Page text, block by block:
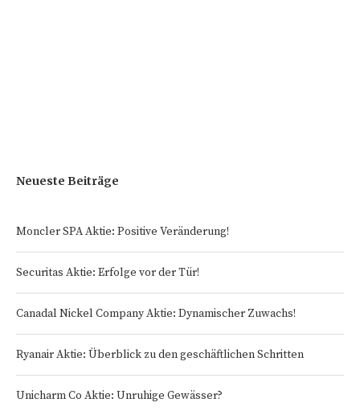
Neueste Beiträge
Moncler SPA Aktie: Positive Veränderung!
Securitas Aktie: Erfolge vor der Tür!
Canadal Nickel Company Aktie: Dynamischer Zuwachs!
Ryanair Aktie: Überblick zu den geschäftlichen Schritten
Unicharm Co Aktie: Unruhige Gewässer?